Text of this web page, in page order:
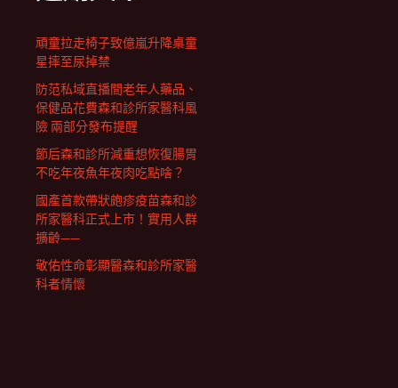
頑童拉走椅子致億嵐升降桌童
星摔至尿掉禁
防范私域直播間老年人藥品、
保健品花費森和診所家醫科風
險 兩部分發布提醒
節后森和診所減重想恢復腸胃
不吃年夜魚年夜肉吃點啥？
國產首款帶狀皰疹疫苗森和診
所家醫科正式上市！實用人群
擴齡——
敬佑性命彰顯醫森和診所家醫
科者情懷